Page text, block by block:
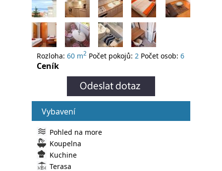
Rozloha: 60 m2 Počet pokojů: 2 Počet osob: 6
Ceník
Vybavení
Pohled na more
Koupelna
Kuchine
Terasa